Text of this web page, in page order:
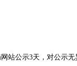
公示3天，对公示无